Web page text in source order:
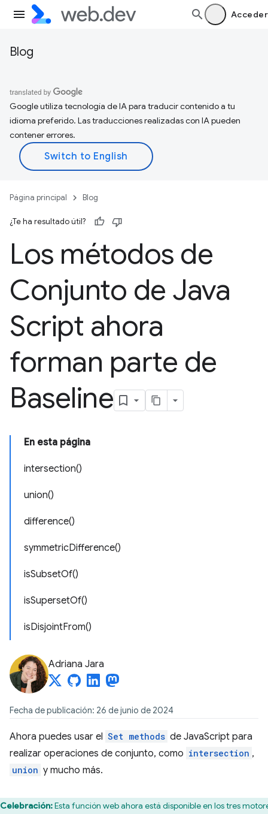
Acceder
Blog
Google utiliza tecnología de IA para traducir contenido a tu
idioma preferido. Las traducciones realizadas con IA pueden
contener errores.
Página principal Blog
¿Te ha resultado útil?
Los métodos de
Conjunto de Java
Script ahora
forman parte de
Baseline
En esta página
intersection()
union()
difference()
symmetricDifference()
isSubsetOf()
isSupersetOf()
isDisjointFrom()
Adriana Jara
Fecha de publicación: 26 de junio de 2024
Ahora puedes usar el Set methods de JavaScript para
realizar operaciones de conjunto, como intersection ,
union y mucho más.
Celebración:Esta función web ahora está disponible en los tres